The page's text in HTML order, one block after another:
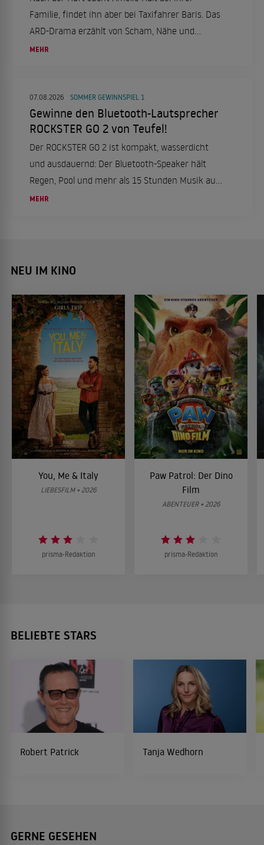
Familie, findet ihn aber bei Taxifahrer Baris. Das
ARD-Drama erzählt von Scham, Nähe und
Neuanfang.
MEHR
07.08.2026 SOMMER GEWINNSPIEL 1
Gewinne den Bluetooth-Lautsprecher
ROCKSTER GO 2 von Teufel!
Der ROCKSTER GO 2 ist kompakt, wasserdicht
und ausdauernd: Der Bluetooth-Speaker hält
Regen, Pool und mehr als 15 Stunden Musik aus.
Wir verlosen einen Lautsprecher!
MEHR
NEU IM KINO
You, Me & Italy
LIEBESFILM • 2026
prisma-Redaktion
Paw Patrol: Der Dino
Film
ABENTEUER • 2026
prisma-Redaktion
BELIEBTE STARS
Robert Patrick Tanja Wedhorn
GERNE GESEHEN